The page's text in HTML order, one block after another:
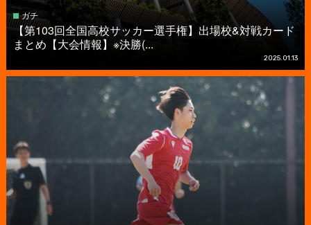
ガチ
【第103回全国高校サッカー選手権】出場校&対戦カード
まとめ【大会情報】※決勝(...
2025.01.13